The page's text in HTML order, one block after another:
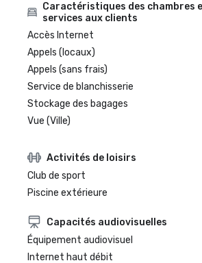
Caractéristiques des chambres
services aux clients
Accès Internet
Appels (locaux)
Appels (sans frais)
Service de blanchisserie
Stockage des bagages
Vue (Ville)
Activités de loisirs
Club de sport
Piscine extérieure
Capacités audiovisuelles
Équipement audiovisuel
Internet haut débit